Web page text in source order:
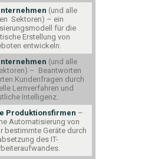
(und alle
Sektoren) – ein
für die
Erstellung von
entwickeln.
(und alle
– Beantworten
Kundenfragen durch
Lernverfahren und
Intelligenz.
Produktionsfirmen –
Automatisierung von
r bestimmte Geräte durch
des IT-